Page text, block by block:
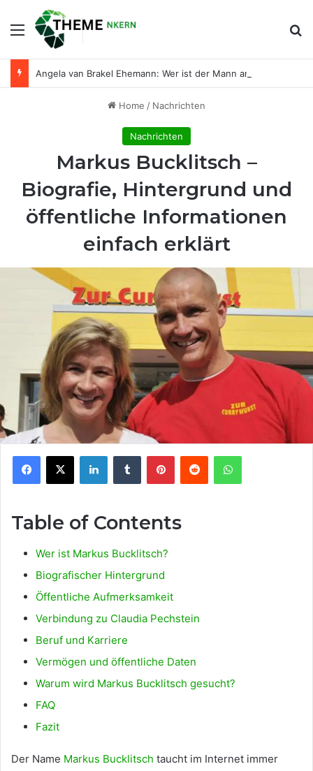
Menu
Home / Nachrichten
Nachrichten
Markus Bucklitsch –
Biografie, Hintergrund und
öffentliche Informationen
einfach erklärt
Facebook
X LinkedInTumblr PinterestReddit WhatsApp
Table of Contents
Wer ist Markus Bucklitsch?
Biografischer Hintergrund
Öffentliche Aufmerksamkeit
Verbindung zu Claudia Pechstein
Beruf und Karriere
Vermögen und öffentliche Daten
Warum wird Markus Bucklitsch gesucht?
FAQ
Fazit
Der Name Markus Bucklitsch taucht im Internet immer